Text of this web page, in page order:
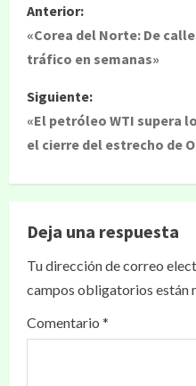
Anterior:
«Corea del Norte: De
tráfico en semanas»
Siguiente:
«El petróleo WTI supera
el cierre del estrecho de
Deja una respuesta
Tu dirección de correo
campos obligatorios están
Comentario *